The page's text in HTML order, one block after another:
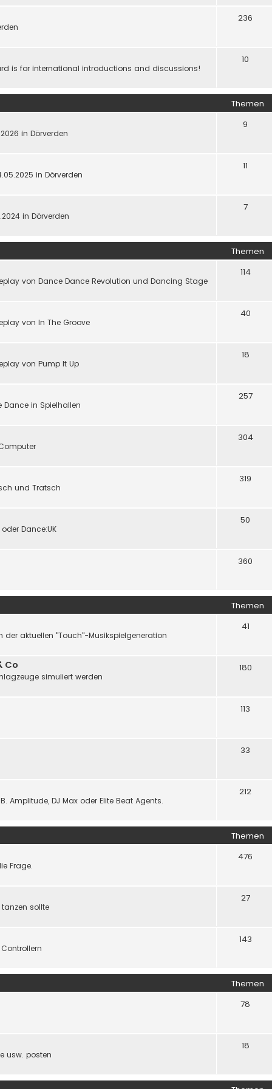
236
is for international introductions and discussions!
10
Themen
in Dörverden
9
in Dörverden
11
in Dörverden
7
Themen
von Dance Dance Revolution und Dancing Stage
114
von In The Groove
40
von Pump It Up
18
in Spielhallen
257
304
und Tratsch
319
Dance:UK
50
360
Themen
aktuellen "Touch"-Musikspielgeneration
41
Co
simuliert werden
180
113
33
Amplitude, DJ Max oder Elite Beat Agents.
212
Themen
Frage.
476
sollte
27
143
Themen
78
usw. posten
18